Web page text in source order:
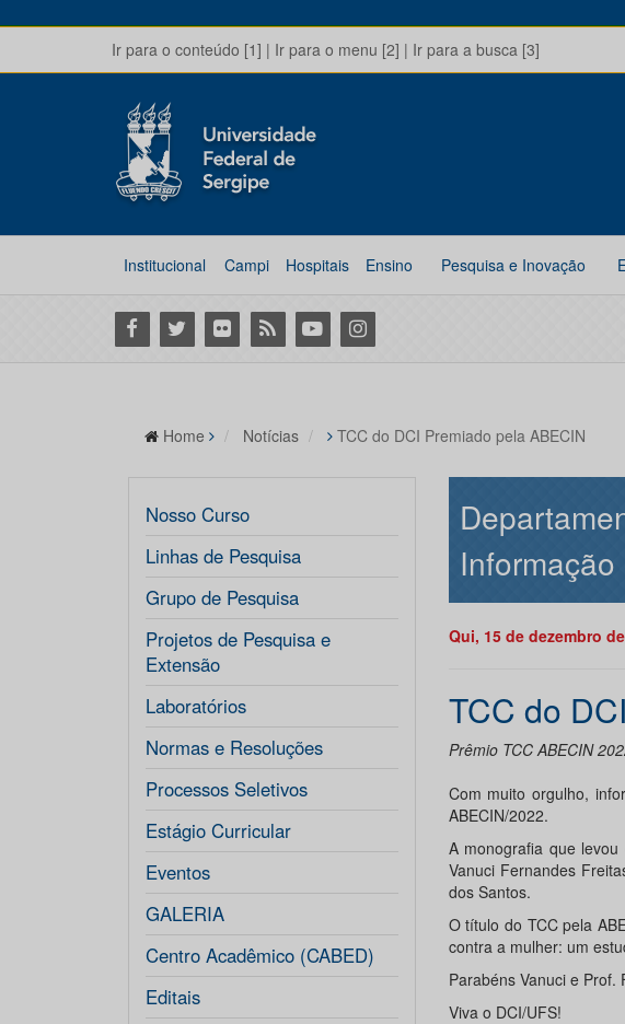
Ir para o conteúdo [1] | Ir para o menu [2] | Ir para a busca [3]
Institucional Campi Hospitais Ensino Pesquisa e Inovação
Facebook
Twitter Flickr RSS YoutubeInstagram
Home Notícias TCC do DCI Premiado pela ABECIN
Nosso Curso
Linhas de Pesquisa
Grupo de Pesquisa
Projetos de Pesquisa e
Extensão
Laboratórios
Normas e Resoluções
Processos Seletivos
Estágio Curricular
Eventos
GALERIA
Centro Acadêmico (CABED)
Editais
Informação
Qui, 15 de dezembro
TCC do
Prêmio TCC ABECIN
Com muito orgulho,
ABECIN/2022.
A monografia que
Vanuci Fernandes
dos Santos.
O título do TCC pela
contra a mulher: um
Parabéns Vanuci e
Viva o DCI/UFS!